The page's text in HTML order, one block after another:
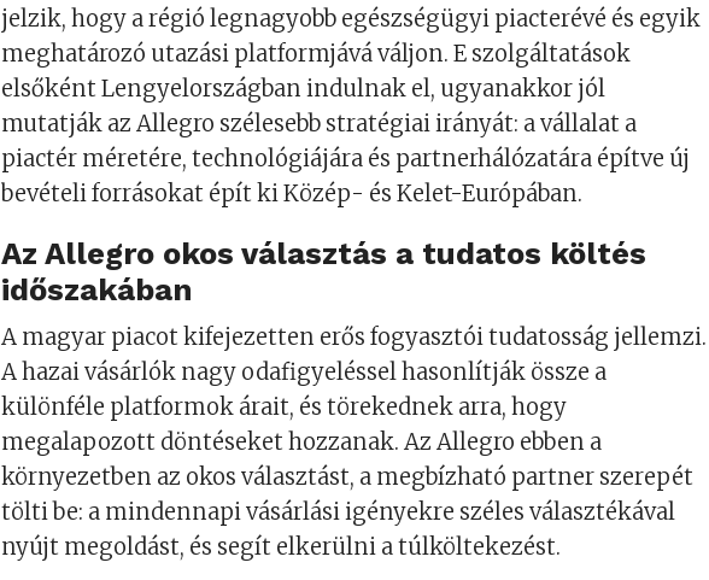
jelzik, hogy a régió legnagyobb egészségügyi piacterévé és egyik
meghatározó utazási platformjává váljon. E szolgáltatások
elsőként Lengyelországban indulnak el, ugyanakkor jól
mutatják az Allegro szélesebb stratégiai irányát: a vállalat a
piactér méretére, technológiájára és partnerhálózatára építve új
bevételi forrásokat épít ki Közép- és Kelet-Európában.
Az Allegro okos választás a tudatos költés
időszakában
A magyar piacot kifejezetten erős fogyasztói tudatosság jellemzi.
A hazai vásárlók nagy odafigyeléssel hasonlítják össze a
különféle platformok árait, és törekednek arra, hogy
megalapozott döntéseket hozzanak. Az Allegro ebben a
környezetben az okos választást, a megbízható partner szerepét
tölti be: a mindennapi vásárlási igényekre széles választékával
nyújt megoldást, és segít elkerülni a túlköltekezést.